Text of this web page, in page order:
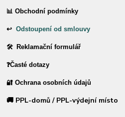
📊 Obchodní podmínky
↩Odstoupení od smlouvy
🛠 Reklamační formulář
❓Časté dotazy
🔐 Ochrana osobních údajů
🚚 PPL-domů / PPL-výdejní místo